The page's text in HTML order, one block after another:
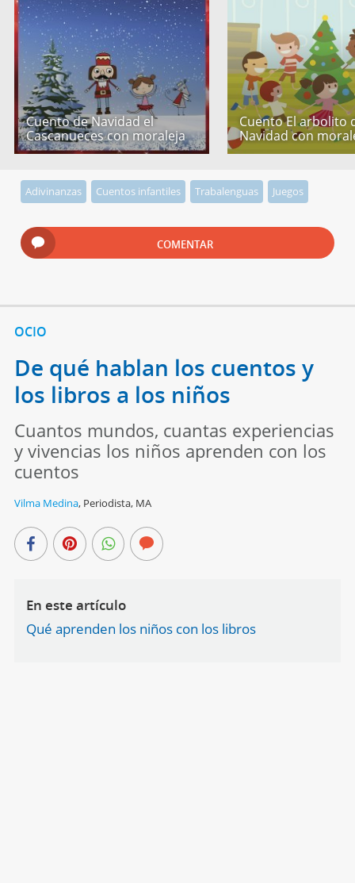
Cuento de Navidad el
Cascanueces con moraleja
Cuento El arbolito
Navidad con
Adivinanzas Cuentos infantiles Trabalenguas Juegos
COMENTAR
OCIO
De qué hablan los cuentos y
los libros a los niños
Cuantos mundos, cuantas experiencias
y vivencias los niños aprenden con los
cuentos
Vilma Medina, Periodista, MA
En este artículo
Qué aprenden los niños con los libros